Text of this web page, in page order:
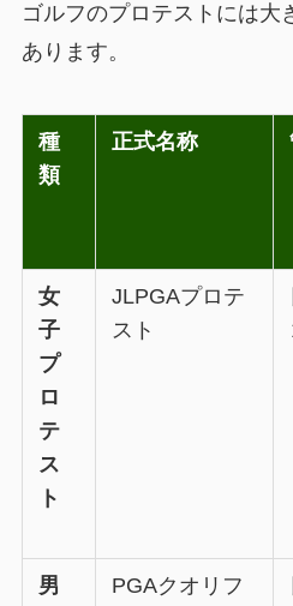
ゴルフのプロテストには大
あります。
種
類
正式名称
女
子
プ
ロ
テ
ス
ト
JLPGAプロテ
スト
男 PGAクオリフ